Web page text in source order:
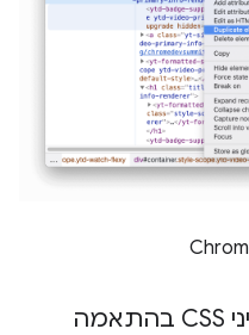
כלי לבחירת צבעים למאפייני CSS בהתאמה